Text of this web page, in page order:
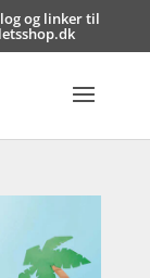
og linker til